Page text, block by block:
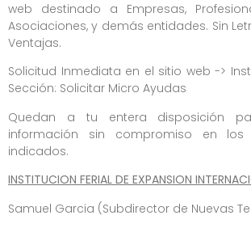
web destinado a Empresas,
Asociaciones, y demás entidades. Sin
Ventajas.
Solicitud Inmediata en el sitio web ->
Sección: Solicitar Micro Ayudas
Quedan a tu entera disposición
información sin compromiso en los
indicados.
INSTITUCION FERIAL DE EXPANSION
Samuel Garcia (Subdirector de Nuevas